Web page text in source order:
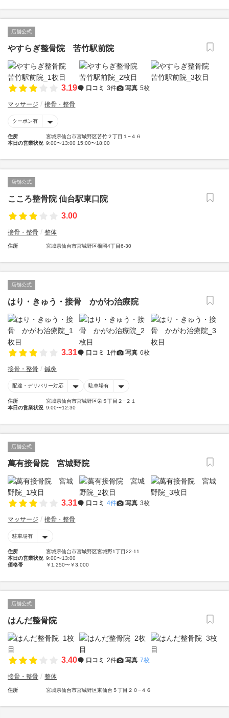
店舗公式
やすらぎ整骨院 苦竹駅前院
3.19 口コミ 3件 写真 5枚
マッサージ 接骨・整骨
クーポン有
住所
宮城県仙台市宮城野区苦竹２丁目１−４６
本日の営業状況 9:00〜13:00 15:00〜18:00
店舗公式
こころ整骨院 仙台駅東口院
3.00
接骨・整骨 整体
住所 宮城県仙台市宮城野区榴岡4丁目6-30
店舗公式
はり・きゅう・接骨 かがわ治療院
3.31 口コミ 1件 写真 6枚
接骨・整骨 鍼灸
配達・デリバリー対応 駐車場有
住所
宮城県仙台市宮城野区栄５丁目２−２１
本日の営業状況 9:00〜12:30
店舗公式
萬有接骨院 宮城野院
3.31 口コミ 4件 写真 3枚
マッサージ 接骨・整骨
駐車場有
住所
宮城県仙台市宮城野区宮城野1丁目22-11
本日の営業状況 9:00〜13:00
価格帯
￥1,250〜￥3,000
店舗公式
はんだ整骨院
3.40 口コミ 2件 写真 7枚
接骨・整骨 整体
住所 宮城県仙台市宮城野区東仙台５丁目２０−４６